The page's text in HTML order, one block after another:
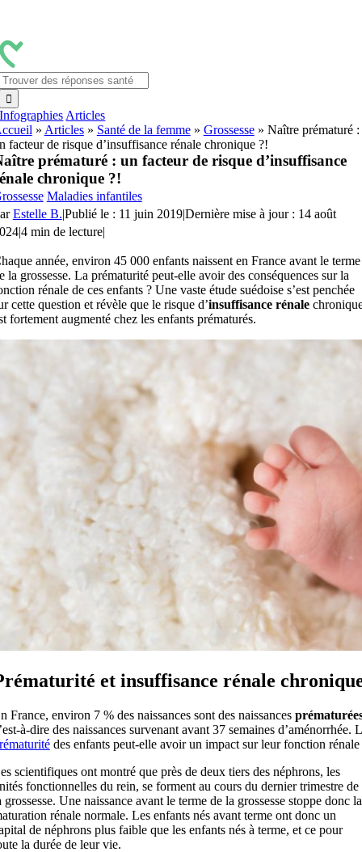
contenu
Infographies Articles
» Articles» Santé de la femme» Grossesse» Naître prématuré :
facteur de risque d’insuffisance rénale chronique ?!
prématuré : un facteur de risque d’insuffisance
chronique ?!
Maladies infantiles
Estelle B.|Publié le : 11 juin 2019|Dernière mise à jour : 14 août
|4 min de lecture|
année, environ 45 000 enfants naissent en France avant le terme
la grossesse. La prématurité peut-elle avoir des conséquences sur la
rénale de ces enfants ? Une vaste étude suédoise s’est penchée
cette question et révèle que le risque d’insuffisance rénale
fortement augmenté chez les enfants prématurés.
et insuffisance rénale
France, environ 7 % des naissances sont des naissances
à-dire des naissances survenant avant 37 semaines d’aménorrhée.
des enfants peut-elle avoir un impact sur leur fonction rénale
scientifiques ont montré que près de deux tiers des néphrons, les
fonctionnelles du rein, se forment au cours du dernier trimestre de
grossesse. Une naissance avant le terme de la grossesse stoppe donc la
rénale normale. Les enfants nés avant terme ont donc un
de néphrons plus faible que les enfants nés à terme, et ce pour
la durée de leur vie.